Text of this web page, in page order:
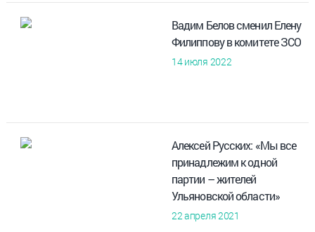
Вадим Белов сменил Елену
Филиппову в комитете ЗСО
14 июля 2022
Алексей Русских: «Мы все
принадлежим к одной
партии – жителей
Ульяновской области»
22 апреля 2021